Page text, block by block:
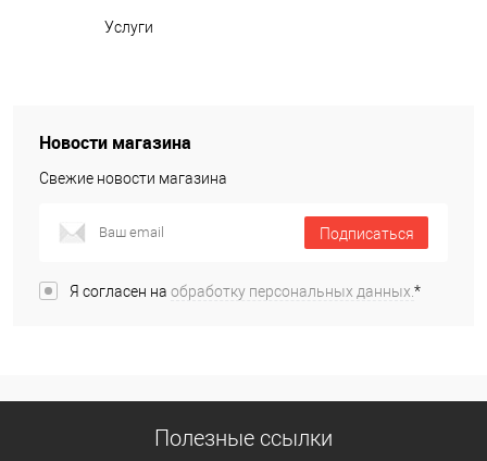
Услуги
Новости магазина
Свежие новости магазина
Подписаться
Я согласен на обработку персональных данных.*
Полезные ссылки